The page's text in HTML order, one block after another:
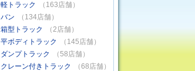
軽トラック
（163店舗）
バン
（134店舗）
箱型トラック
（2店舗）
平ボディトラック
（145店舗）
ダンプトラック
（58店舗）
クレーン付きトラック
（68店舗）